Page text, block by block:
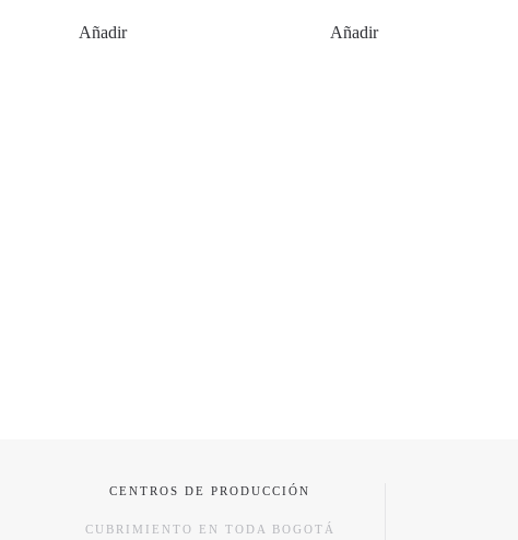
Añadir Añadir
CENTROS DE PRODUCCIÓN
CUBRIMIENTO EN TODA BOGOTÁ